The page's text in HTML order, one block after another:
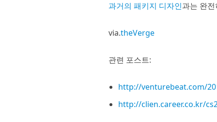
과거의 패키지 디자인과는 완
via.theVerge
관련 포스트:
http://venturebeat.com/
http://clien.career.co.kr/